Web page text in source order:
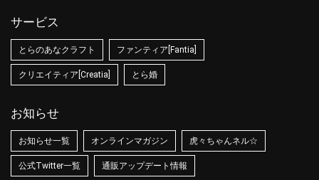
サービス
とらのあなクラフト ファンティア[Fantia]
クリエイティア[Creatia] とら婚
お知らせ
お知らせ一覧 オンラインマガジン 虎々ちゃんネル☆
公式Twitter一覧 通販アップデート情報